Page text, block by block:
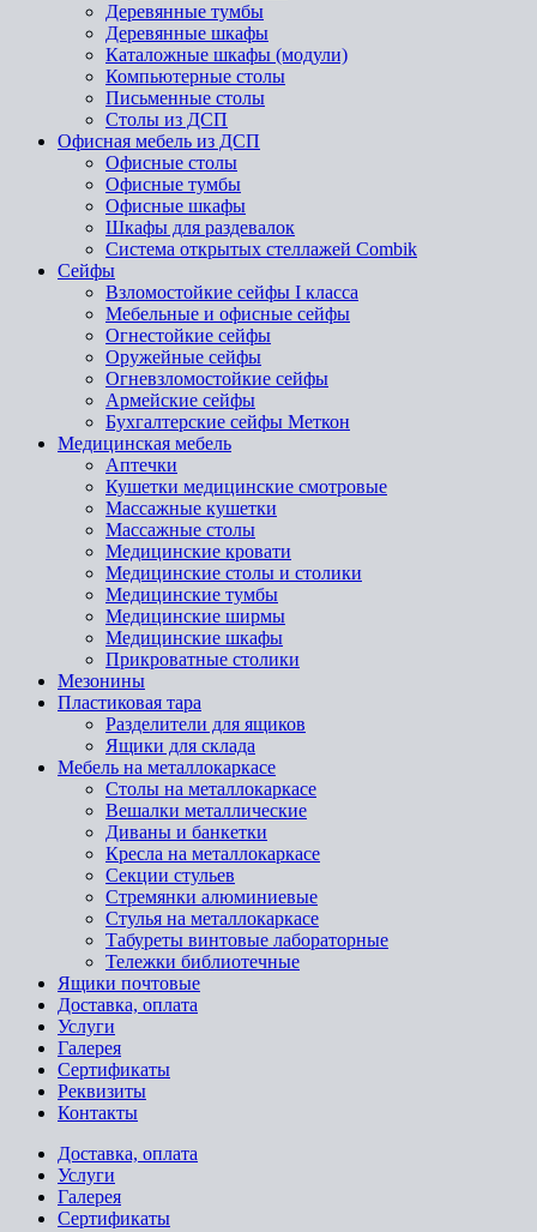
Деревянные тумбы
Деревянные шкафы
Каталожные шкафы (модули)
Компьютерные столы
Письменные столы
Столы из ДСП
Офисная мебель из ДСП
Офисные столы
Офисные тумбы
Офисные шкафы
Шкафы для раздевалок
Система открытых стеллажей Combik
Сейфы
Взломостойкие сейфы I класса
Мебельные и офисные сейфы
Огнестойкие сейфы
Оружейные сейфы
Огневзломостойкие сейфы
Армейские сейфы
Бухгалтерские сейфы Меткон
Медицинская мебель
Аптечки
Кушетки медицинские смотровые
Массажные кушетки
Массажные столы
Медицинские кровати
Медицинские столы и столики
Медицинские тумбы
Медицинские ширмы
Медицинские шкафы
Прикроватные столики
Мезонины
Пластиковая тара
Разделители для ящиков
Ящики для склада
Мебель на металлокаркасе
Cтолы на металлокаркасе
Вешалки металлические
Диваны и банкетки
Кресла на металлокаркасе
Секции стульев
Стремянки алюминиевые
Стулья на металлокаркасе
Табуреты винтовые лабораторные
Тележки библиотечные
Ящики почтовые
Доставка, оплата
Услуги
Галерея
Сертификаты
Реквизиты
Контакты
Доставка, оплата
Услуги
Галерея
Сертификаты